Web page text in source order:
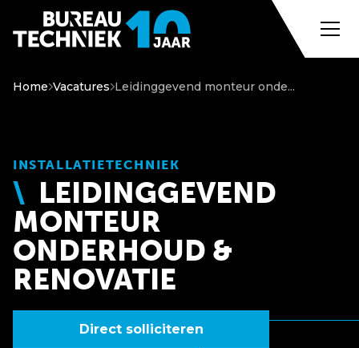
Home Vacatures Leidinggevend monteur onde...
INSTALLATIETECHNIEK
LEIDINGGEVEND
MONTEUR
ONDERHOUD &
RENOVATIE
Direct solliciteren